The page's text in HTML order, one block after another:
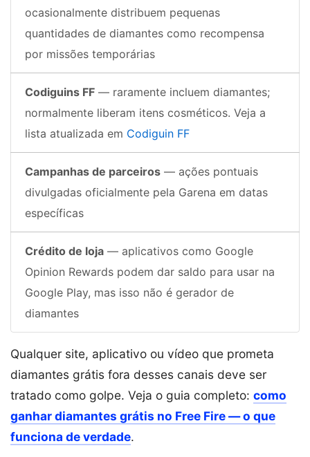
ocasionalmente distribuem pequenas
quantidades de diamantes como recompensa
por missões temporárias
Codiguins FF — raramente incluem diamantes;
normalmente liberam itens cosméticos. Veja a
lista atualizada em Codiguin FF
Campanhas de parceiros — ações pontuais
divulgadas oficialmente pela Garena em datas
específicas
Crédito de loja — aplicativos como Google
Opinion Rewards podem dar saldo para usar na
Google Play, mas isso não é gerador de
diamantes
Qualquer site, aplicativo ou vídeo que prometa
diamantes grátis fora desses canais deve ser
tratado como golpe. Veja o guia completo: como
ganhar diamantes grátis no Free Fire — o que
funciona de verdade.